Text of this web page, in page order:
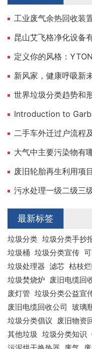
工业废气余热回收装
昆山艾飞格净化设备
定义你的风格：
新风家，健康呼吸新
世界垃圾分类趋势和
二手车外迁过户流程
大气中主要污染物有
废旧轮胎再生利用项
污水处理一级二级三
最新标签
垃圾分类 垃圾分类手抄
垃圾桶 垃圾分类宣传
垃圾处理器 滤芯 枯枝
垃圾焚烧炉 废旧电缆回
废灯管 垃圾分类公益宣
废旧电缆回收公司 玻璃
垃圾分类倡议 废旧物资
其他垃圾 垃圾分类知识